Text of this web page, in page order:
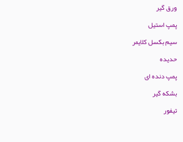
ورق گیر
پمپ استیل
سیم بکسل کلایمر
حدیده
پمپ دنده ای
بشکه گیر
تیفور